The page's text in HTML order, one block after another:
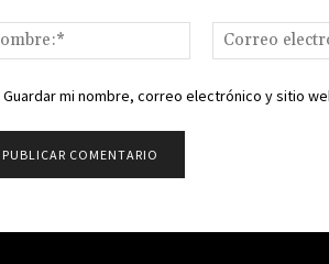
Nombre:*
Guardar mi nombre, correo electrónico y sitio